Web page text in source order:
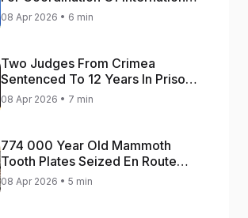
Aid For Prompt Restoration Of
Generation
08 Apr 2026 • 6 min
Two Judges From Crimea
Sentenced To 12 Years In Prison
For Treason
08 Apr 2026 • 7 min
774 000 Year Old Mammoth
Tooth Plates Seized En Route
From Ukraine To Bulgaria
08 Apr 2026 • 5 min